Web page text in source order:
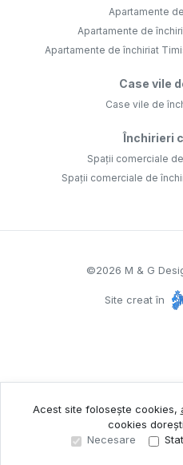
Apartamente
Apartamente de
Apartamente de închiriat
Case vile
Case vile de
Închirieri
Spații comerciale
Spații comerciale de
©2026 M & G
Site creat în
Acest site folosește cookies,
cookies
Necesare